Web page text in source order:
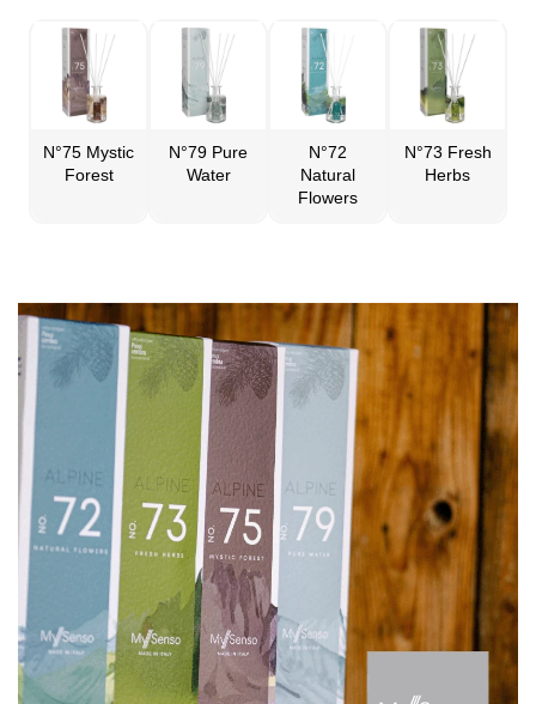
N°75 Mystic
Forest
N°79 Pure
Water
N°72
Natural
Flowers
N°73 Fresh
Herbs